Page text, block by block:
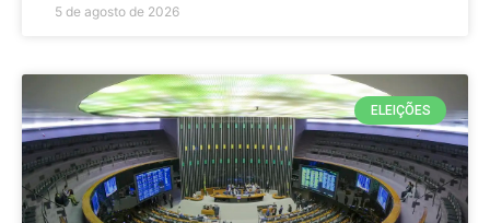
5 de agosto de 2026
ELEIÇÕES